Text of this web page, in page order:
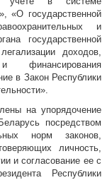
«О государственной
и
государственной
доходов,
финансирования
в Закон Республики
на упорядочение
посредством
норм законов,
личность,
и согласование ее с
Республики